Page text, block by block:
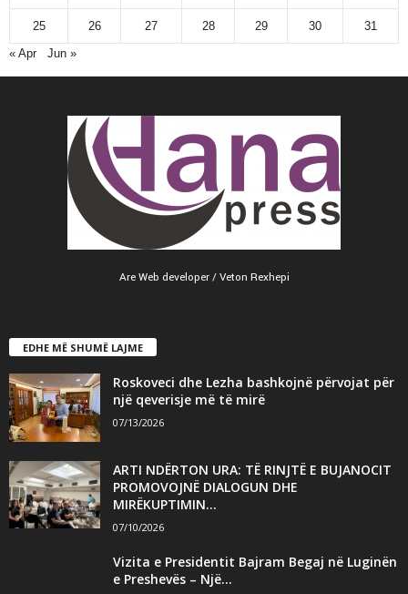
25 26 27 28 29 30
31
« Apr
Jun »
Are Web developer / Veton Rexhepi
EDHE MË SHUMË LAJME
Roskoveci dhe Lezha bashkojnë përvojat për
një qeverisje më të mirë
07/13/2026
ARTI NDËRTON URA: TË RINJTË E BUJANOCIT
PROMOVOJNË DIALOGUN DHE
MIRËKUPTIMIN...
07/10/2026
Vizita e Presidentit Bajram Begaj në Luginën
e Preshevës – Një...